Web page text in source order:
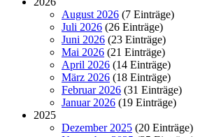
August 2026 (7 Einträge)
Juli 2026 (26 Einträge)
Juni 2026 (23 Einträge)
Mai 2026 (21 Einträge)
April 2026 (14 Einträge)
März 2026 (18 Einträge)
Februar 2026 (31 Einträge)
Januar 2026 (19 Einträge)
2025
Dezember 2025 (20 Einträge)